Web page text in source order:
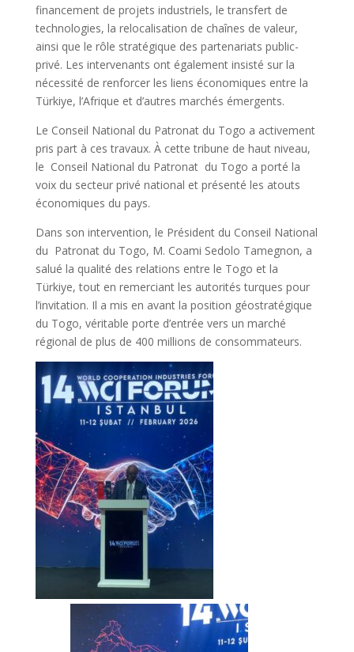
financement de projets industriels, le transfert de
technologies, la relocalisation de chaînes de valeur,
ainsi que le rôle stratégique des partenariats public-
privé. Les intervenants ont également insisté sur la
nécessité de renforcer les liens économiques entre la
Türkiye, l’Afrique et d’autres marchés émergents.
Le Conseil National du Patronat du Togo a activement
pris part à ces travaux. À cette tribune de haut niveau,
le Conseil National du Patronat du Togo a porté la
voix du secteur privé national et présenté les atouts
économiques du pays.
Dans son intervention, le Président du Conseil National
du Patronat du Togo, M. Coami Sedolo Tamegnon, a
salué la qualité des relations entre le Togo et la
Türkiye, tout en remerciant les autorités turques pour
l’invitation. Il a mis en avant la position géostratégique
du Togo, véritable porte d’entrée vers un marché
régional de plus de 400 millions de consommateurs.